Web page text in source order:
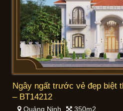
Ngây ngất trước vẻ đẹp biệt
– BT14212
Quảng Ninh
350m2